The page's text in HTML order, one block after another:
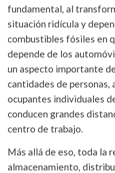
fundamental, al
situación ridícula y
combustibles fósiles en
depende de los
un aspecto importante
cantidades de personas,
ocupantes individuales
conducen grandes
centro de trabajo.
Más allá de eso, toda la
almacenamiento,